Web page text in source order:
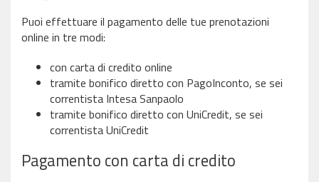
Puoi effettuare il pagamento delle tue prenotazioni
online in tre modi:
con carta di credito online
tramite bonifico diretto con PagoInconto, se sei
correntista Intesa Sanpaolo
tramite bonifico diretto con UniCredit, se sei
correntista UniCredit
Pagamento con carta di credito